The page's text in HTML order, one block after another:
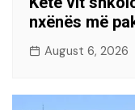
nxënës më
August 6, 2026